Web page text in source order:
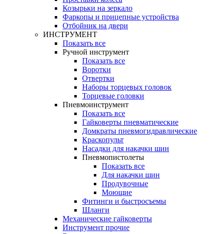
Козырьки на зеркало
Фаркопы и прицепные устройства
Отбойник на двери
ИНСТРУМЕНТ
Показать все
Ручной инструмент
Показать все
Воротки
Отвертки
Наборы торцевых головок
Торцевые головки
Пневмоинструмент
Показать все
Гайковерты пневматические
Домкраты пневмогидравлические
Краскопульт
Насадки для накачки шин
Пневмопистолеты
Показать все
Для накачки шин
Продувочные
Моющие
Фитинги и быстросъемы
Шланги
Механические гайковерты
Инструмент прочиe